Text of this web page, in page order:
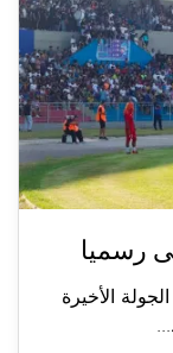
رسميا
السلام زغرتا 1-0، في الجولة الأخيرة